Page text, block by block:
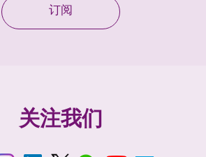
订阅
关注我们